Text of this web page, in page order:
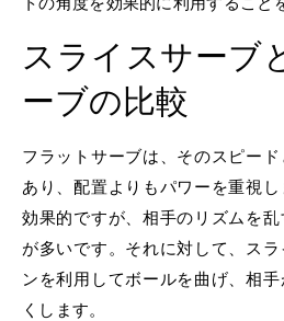
スライスサーブ
ーブの比較
フラットサーブは、そのスピー
あり、配置よりもパワーを重視
効果的ですが、相手のリズムを
が多いです。それに対して、ス
ンを利用してボールを曲げ、相
くします。